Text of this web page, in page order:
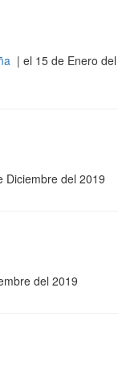
| el 15 de Enero del
Diciembre del 2019
del 2019